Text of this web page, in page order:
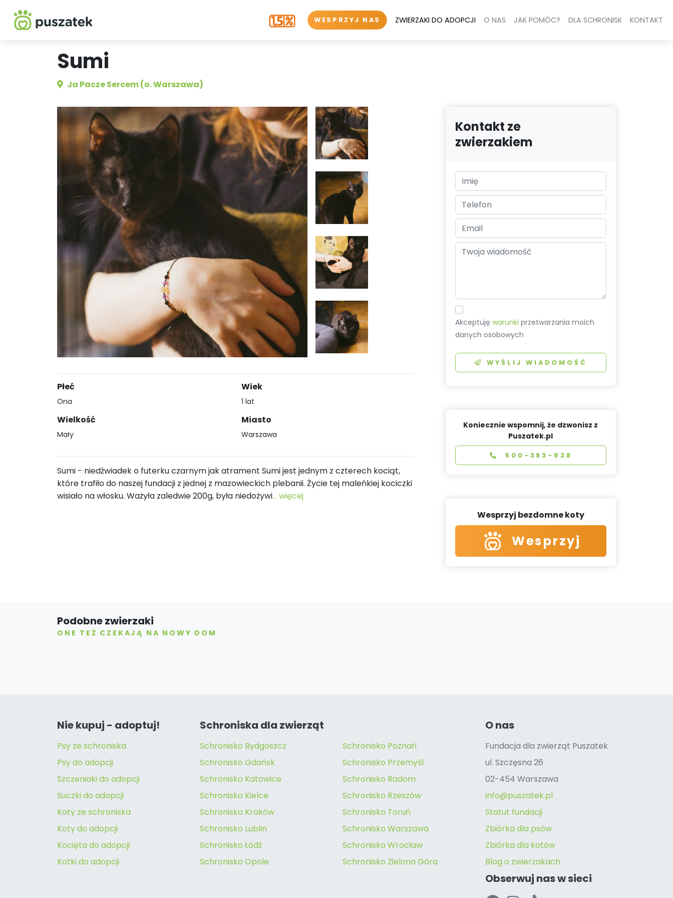
WESPRZYJ NAS ZWIERZAKI DO ADOPCJI O NAS JAK POMÓC? DLA SCHRONISK KONTAKT
Sumi
Ja Pacze Sercem (o. Warszawa)
Płeć
Ona
Wielkość
Mały
Wiek
1 lat
Miasto
Warszawa
Sumi - niedźwiadek o futerku czarnym jak atrament Sumi jest jednym z czterech kociąt,
które trafiło do naszej fundacji z jednej z mazowieckich plebanii. Życie tej maleńkiej kociczki
wisiało na włosku. Ważyła zaledwie 200g, była niedożywi... więcej
Kontakt ze
zwierzakiem
Akceptujęwarunki przetwarzania moich
danych osobowych
WYŚLIJ WIADOMOŚĆ
Koniecznie wspomnij, że dzwonisz z
Puszatek.pl
500-383-928
Wesprzyj bezdomne koty
Wesprzyj
Podobne zwierzaki
ONE TEŻ CZEKAJĄ NA NOWY DOM
Nie kupuj - adoptuj!
Psy ze schroniska
Psy do adopcji
Szczeniaki do adopcji
Suczki do adopcji
Koty ze schroniska
Koty do adopcji
Kocięta do adopcji
Kotki do adopcji
Schroniska dla zwierząt
Schronisko Bydgoszcz
Schronisko Gdańsk
Schronisko Katowice
Schronisko Kielce
Schronisko Kraków
Schronisko Lublin
Schronisko Łódź
Schronisko Opole
Schronisko Poznań
Schronisko Przemyśl
Schronisko Radom
Schronisko Rzeszów
Schronisko Toruń
Schronisko Warszawa
Schronisko Wrocław
Schronisko Zielona Góra
O nas
Fundacja dla zwierząt Puszatek
ul. Szczęsna 26
02-454 Warszawa
info@puszatek.pl
Statut fundacji
Zbiórka dla psów
Zbiórka dla kotów
Blog o zwierzakach
Obserwuj nas w sieci